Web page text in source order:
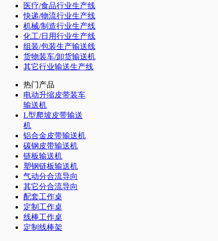
医疗/食品行业生产线
快递/物流行业生产线
机械/制造行业生产线
化工/日用行业生产线
组装/包装生产输送线
货物装车/卸货输送机
其它行业输送生产线
热门产品
电动升缩皮带装车
输送机
L型爬坡皮带输送
机
铝合金皮带输送机
碳钢皮带输送机
链板输送机
塑钢链板输送机
气动分合流导向
其它分合流导向
配套工作桌
定制工作桌
线棒工作桌
定制线棒架